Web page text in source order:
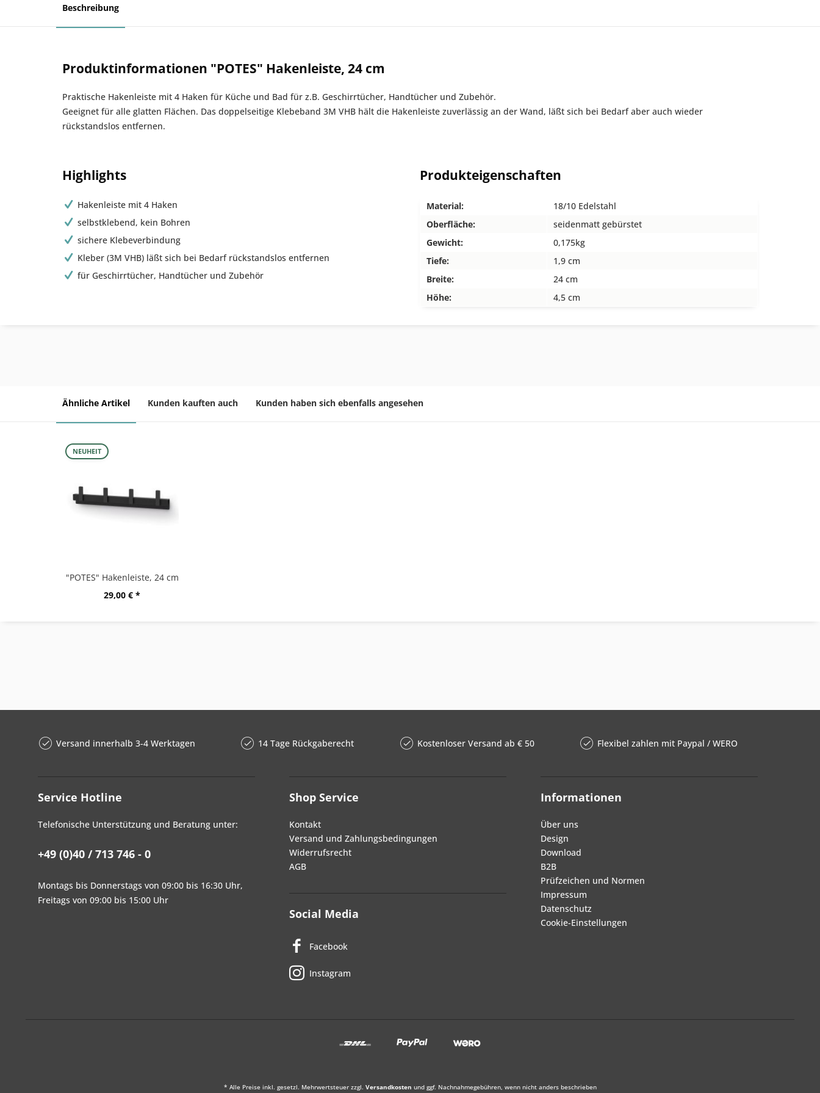
Beschreibung
Produktinformationen "POTES" Hakenleiste, 24 cm
Praktische Hakenleiste mit 4 Haken für Küche und Bad für z.B. Geschirrtücher, Handtücher und Zubehör.
Geeignet für alle glatten Flächen. Das doppelseitige Klebeband 3M VHB hält die Hakenleiste zuverlässig an der Wand, läßt sich bei Bedarf aber auch wieder
rückstandslos entfernen.
Highlights
Hakenleiste mit 4 Haken
selbstklebend, kein Bohren
sichere Klebeverbindung
Kleber (3M VHB) läßt sich bei Bedarf rückstandslos entfernen
für Geschirrtücher, Handtücher und Zubehör
Produkteigenschaften
Material:
18/10 Edelstahl
Oberfläche:
seidenmatt gebürstet
Gewicht:
0,175kg
Tiefe:
1,9 cm
Breite:
24 cm
Höhe:
4,5 cm
Ähnliche Artikel Kunden kauften auch Kunden haben sich ebenfalls angesehen
NEUHEIT
"POTES" Hakenleiste, 24 cm
29,00 € *
Versand innerhalb 3-4 Werktagen 14 Tage Rückgaberecht Kostenloser Versand ab € 50 Flexibel zahlen mit Paypal / WERO
Service Hotline
Telefonische Unterstützung und Beratung unter:
+49 (0)40 / 713 746 - 0
Montags bis Donnerstags von 09:00 bis 16:30 Uhr,
Freitags von 09:00 bis 15:00 Uhr
Shop Service
Kontakt
Versand und Zahlungsbedingungen
Widerrufsrecht
AGB
Social Media
Facebook
Instagram
Informationen
Über uns
Design
Download
B2B
Prüfzeichen und Normen
Impressum
Datenschutz
Cookie-Einstellungen
* Alle Preise inkl. gesetzl. Mehrwertsteuer zzgl. Versandkosten und ggf. Nachnahmegebühren, wenn nicht anders beschrieben